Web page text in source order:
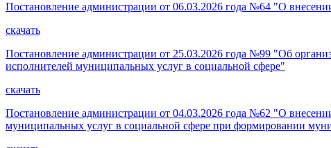
Постановление администрации от 06.03.2026 года №64 "О
скачать
Постановление администрации от 25.03.2026 года №99 "Об
исполнителей муниципальных услуг в социальной сфере"
скачать
Постановление администрации от 04.03.2026 года №62 "О
муниципальных услуг в социальной сфере при формировании